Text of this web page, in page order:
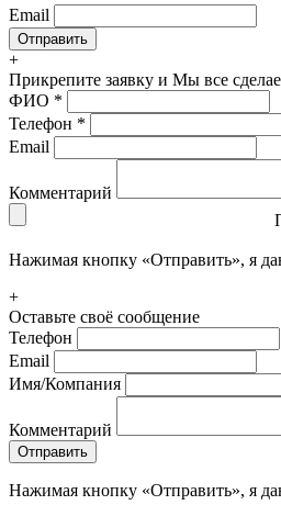
Email
+
Прикрепите заявку и Мы все
ФИО *
Телефон *
Email
Комментарий
Нажимая кнопку «Отправить», я
+
Оставьте своё сообщение
Телефон
Email
Имя/Компания
Комментарий
Отправить
Нажимая кнопку «Отправить», я